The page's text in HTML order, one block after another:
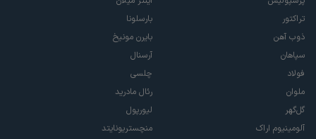
تراکتور
ذوب آهن
سپاهان
فولاد
ملوان
گل‌گهر
آلومینیوم اراک
بارسلونا
بایرن مونیخ
آرسنال
چلسی
رئال مادرید
لیورپول
منچستریونایتد